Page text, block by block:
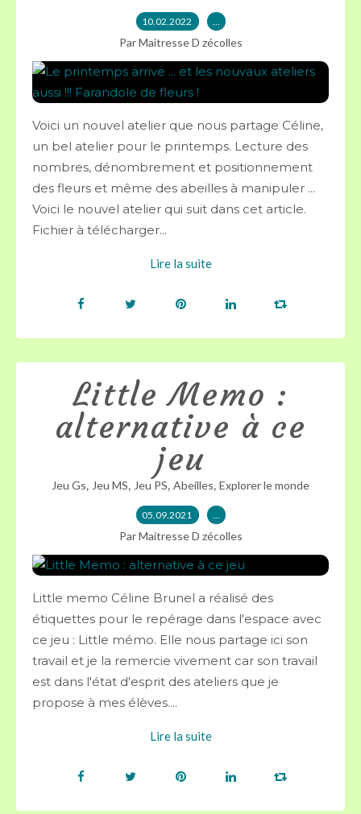
10.02.2022 …
Par Maitresse D zécolles
Voici un nouvel atelier que nous partage Céline,
un bel atelier pour le printemps. Lecture des
nombres, dénombrement et positionnement
des fleurs et même des abeilles à manipuler ...
Voici le nouvel atelier qui suit dans cet article.
Fichier à télécharger...
Lire la suite
Little Memo :
alternative à ce
jeu
Jeu Gs, Jeu MS, Jeu PS, Abeilles, Explorer le monde
05.09.2021 …
Par Maitresse D zécolles
Little memo Céline Brunel a réalisé des
étiquettes pour le repérage dans l'espace avec
ce jeu : Little mémo. Elle nous partage ici son
travail et je la remercie vivement car son travail
est dans l'état d'esprit des ateliers que je
propose à mes élèves....
Lire la suite